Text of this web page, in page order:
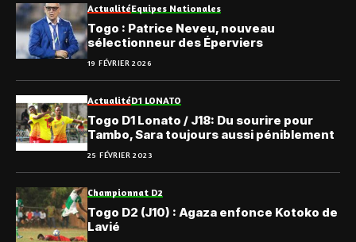
ActualitéEquipes Nationales
Togo : Patrice Neveu, nouveau
sélectionneur des Éperviers
19 FÉVRIER 2026
ActualitéD1 LONATO
Togo D1 Lonato / J18: Du sourire pour
Tambo, Sara toujours aussi péniblement
25 FÉVRIER 2023
Championnat D2
Togo D2 (J10) : Agaza enfonce Kotoko de
Lavié